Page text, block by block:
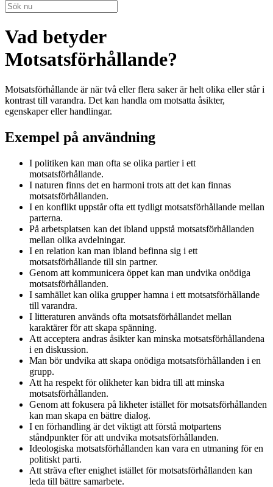
Vad betyder
Motsatsförhållande?
Motsatsförhållande är när två eller flera saker är helt olika eller står i
kontrast till varandra. Det kan handla om motsatta åsikter,
egenskaper eller handlingar.
Exempel på användning
I politiken kan man ofta se olika partier i ett
motsatsförhållande.
I naturen finns det en harmoni trots att det kan finnas
motsatsförhållanden.
I en konflikt uppstår ofta ett tydligt motsatsförhållande mellan
parterna.
På arbetsplatsen kan det ibland uppstå motsatsförhållanden
mellan olika avdelningar.
I en relation kan man ibland befinna sig i ett
motsatsförhållande till sin partner.
Genom att kommunicera öppet kan man undvika onödiga
motsatsförhållanden.
I samhället kan olika grupper hamna i ett motsatsförhållande
till varandra.
I litteraturen används ofta motsatsförhållandet mellan
karaktärer för att skapa spänning.
Att acceptera andras åsikter kan minska motsatsförhållandena
i en diskussion.
Man bör undvika att skapa onödiga motsatsförhållanden i en
grupp.
Att ha respekt för olikheter kan bidra till att minska
motsatsförhållanden.
Genom att fokusera på likheter istället för motsatsförhållanden
kan man skapa en bättre dialog.
I en förhandling är det viktigt att förstå motpartens
ståndpunkter för att undvika motsatsförhållanden.
Ideologiska motsatsförhållanden kan vara en utmaning för en
politiskt parti.
Att sträva efter enighet istället för motsatsförhållanden kan
leda till bättre samarbete.